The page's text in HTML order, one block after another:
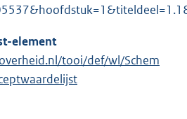
element
tooi/def/wl/Schem